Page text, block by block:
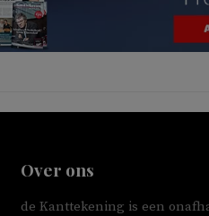
Over ons
de Kanttekening is een